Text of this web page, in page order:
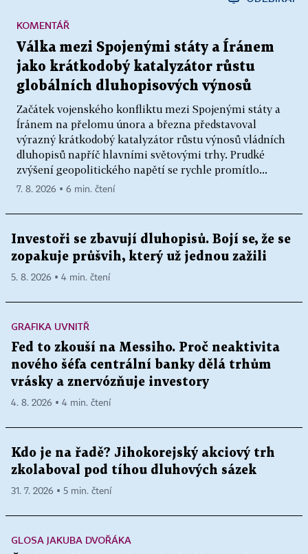
Válka mezi Spojenými státy a Íránem
jako krátkodobý katalyzátor růstu
globálních dluhopisových výnosů
Začátek vojenského konfliktu mezi Spojenými státy a
Íránem na přelomu února a března představoval
výrazný krátkodobý katalyzátor růstu výnosů vládních
dluhopisů napříč hlavními světovými trhy. Prudké
zvýšení geopolitického napětí se rychle promítlo...
KOMENTÁŘ
7. 8. 2026 ▪ 6 min. čtení
Investoři se zbavují dluhopisů. Bojí se, že se
zopakuje průšvih, který už jednou zažili
5. 8. 2026 ▪ 4 min. čtení
GRAFIKA UVNITŘ
Fed to zkouší na Messiho. Proč neaktivita
nového šéfa centrální banky dělá trhům
vrásky a znervózňuje investory
4. 8. 2026 ▪ 4 min. čtení
Kdo je na řadě? Jihokorejský akciový trh
zkolaboval pod tíhou dluhových sázek
31. 7. 2026 ▪ 5 min. čtení
GLOSA JAKUBA DVOŘÁKA